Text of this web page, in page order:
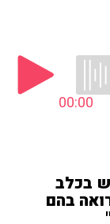
00:00
בכלב
בהם